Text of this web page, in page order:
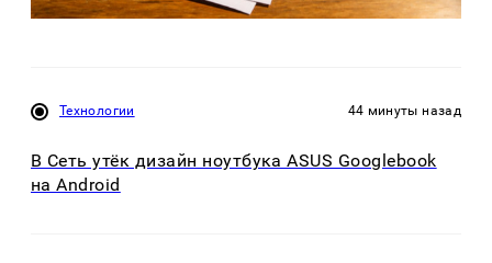
Технологии 44 минуты назад
В Сеть утёк дизайн ноутбука ASUS Googlebook
на Android